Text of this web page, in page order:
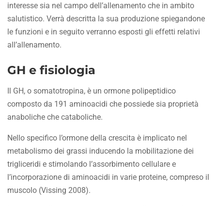
interesse sia nel campo dell’allenamento che in ambito
salutistico. Verrà descritta la sua produzione spiegandone
le funzioni e in seguito verranno esposti gli effetti relativi
all’allenamento.
GH e fisiologia
Il GH, o somatotropina, è un ormone polipeptidico
composto da 191 aminoacidi che possiede sia proprietà
anaboliche che cataboliche.
Nello specifico l’ormone della crescita è implicato nel
metabolismo dei grassi inducendo la mobilitazione dei
trigliceridi e stimolando l’assorbimento cellulare e
l’incorporazione di aminoacidi in varie proteine, compreso il
muscolo (Vissing 2008).